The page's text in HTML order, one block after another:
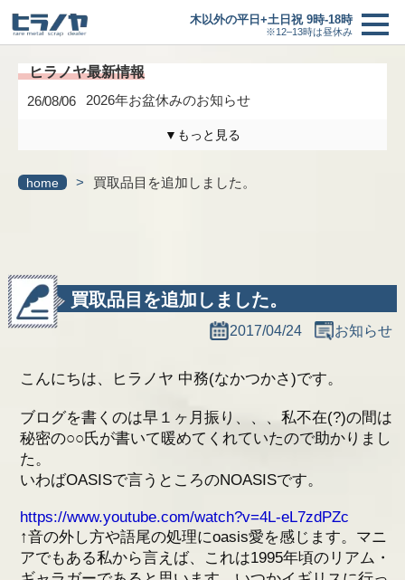
木以外の平日+土日祝 9時-18時
※12–13時は昼休み
買取の流れ
ヒラノヤブログ
基板の仕分け
アクセス
採用情報
お問い合わせ
26/08/06 2026年お盆休みのお知らせ
▼もっと見る
home > 買取品目を追加しました。
買取品目を追加しました。
2017/04/24 お知らせ
こんにちは、ヒラノヤ 中務(なかつかさ)です。
ブログを書くのは早１ヶ月振り、、、私不在(?)の間は
秘密の○○氏が書いて暖めてくれていたので助かりまし
た。
いわばOASISで言うところのNOASISです。
https://www.youtube.com/watch?v=4L-eL7zdPZc
↑音の外し方や語尾の処理にoasis愛を感じます。マニ
アでもある私から言えば、これは1995年頃のリアム・